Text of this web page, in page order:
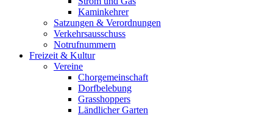
Kaminkehrer
Satzungen & Verordnungen
Verkehrsausschuss
Notrufnummern
Freizeit & Kultur
Vereine
Chorgemeinschaft
Dorfbelebung
Grasshoppers
Ländlicher Garten